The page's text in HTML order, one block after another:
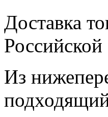
Доставка
Из